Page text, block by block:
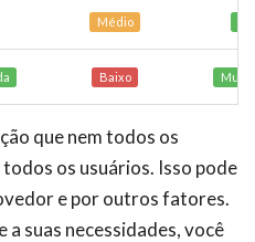
Médio
Baixo
que nem todos os
os usuários. Isso pode
e por outros fatores.
suas necessidades, você